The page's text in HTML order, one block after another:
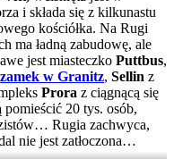
i składa się z kilkunastu
kościółka. Na Rugi
ma ładną zabudowę, ale
jest miasteczko Puttbus,
zamek w Granitz, Sellin z
Prora z ciągnącą się
20 tys. osób,
Rugia zachwyca,
nie jest zatłoczona…